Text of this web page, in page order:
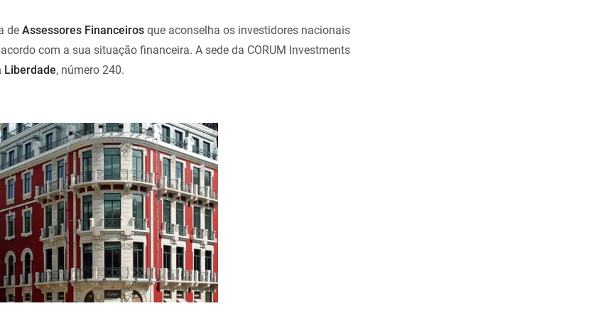
de Assessores Financeiros que aconselha os investidores nacionais
com a sua situação financeira. A sede da CORUM Investments
Liberdade, número 240.